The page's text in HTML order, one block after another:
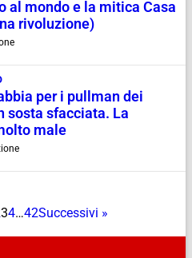
al mondo e la mitica Casa
rivoluzione)
per i pullman dei
sosta sfacciata. La
male
34…42Successivi »